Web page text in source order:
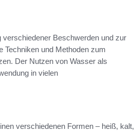
verschiedener Beschwerden und zur
Techniken und Methoden zum
Der Nutzen von Wasser als
in vielen
verschiedenen Formen – heiß, kalt,